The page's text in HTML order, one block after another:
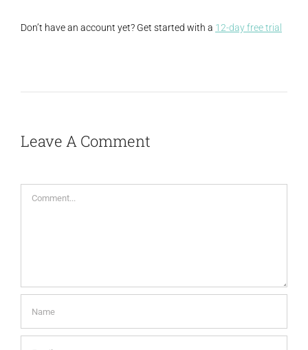
Don’t have an account yet? Get started with a 12-day free trial
Leave A Comment
Comment